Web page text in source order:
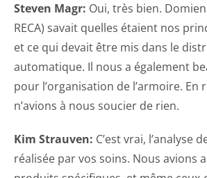
Steven Magr: Oui, très bien.
RECA) savait quelles étaient nos
et ce qui devait être mis dans le
automatique. Il nous a également
pour l’organisation de l’armoire. En
n’avions à nous soucier de rien.
Kim Strauven: C’est vrai, l’analyse
réalisée par vos soins. Nous avions